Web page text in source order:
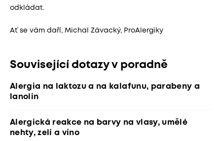
odkládat.
Ať se vám daří, Michal Závacký, ProAlergiky
Související dotazy v poradně
Alergia na laktozu a na kalafunu, parabeny a
lanolin
Alergická reakce na barvy na vlasy, umělé
nehty, zelí a víno